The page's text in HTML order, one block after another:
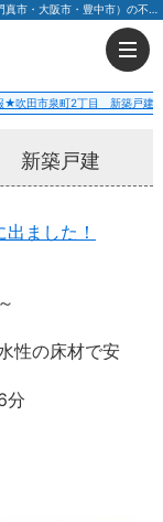
★新着物件情報★吹田市泉町2丁目 新築戸建 【更新】 | 大阪（門真市・大阪市・豊中市）の不動産はセンチュリー21マックス不動産販売
★吹田市泉町2丁目 新築戸
新築戸建
ました！
性の床材で安